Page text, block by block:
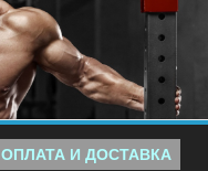
ОПЛАТА И ДОСТАВКА